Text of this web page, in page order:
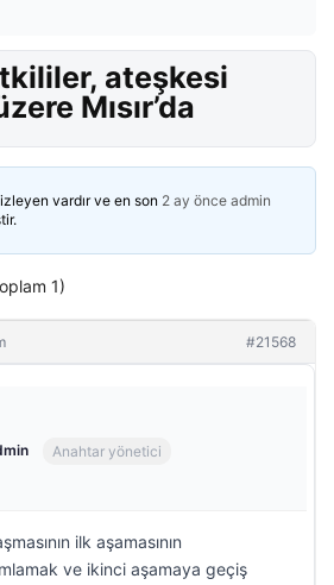
ateşkesi
Mısır’da
vardır ve en son 2 ay önce admin
1)
#21568
Anahtar yönetici
ilk aşamasının
ve ikinci aşamaya geçiş